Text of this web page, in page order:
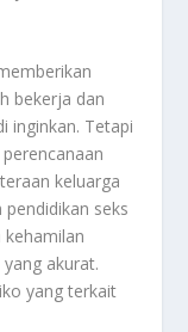
bekerja dan
inginkan. Tetapi
keluarga
seks
akurat.
yang terkait